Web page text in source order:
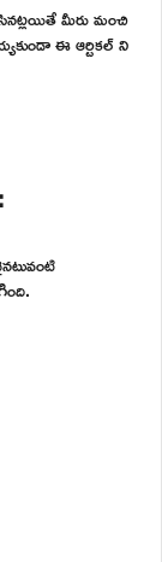
మీరు మంచి
ఈ ఆర్టికల్ ని